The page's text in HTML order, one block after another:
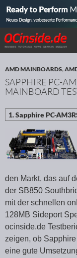
Redaktion
Suchen
ZUM INHALT
AMD MAINBOARDS,
SAPPHIRE PC-
MAINBOARD
den Markt, das auf
der SB850
mit der schnellen
128MB Sideport
ocinside.de
zeigen, ob
eine gute